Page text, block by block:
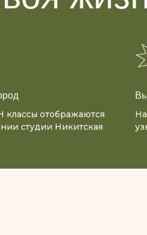
отображаются
студии Никитская